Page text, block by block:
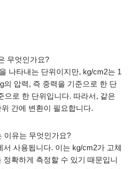
무엇인가요?
나타내는 단위이지만, kg/cm2는 1
의 압력, 즉 중력을 기준으로 한 단
으로 한 단위입니다. 따라서, 같은
간에 변환이 필요합니다.
이유는 무엇인가요?
사용됩니다. 이는 kg/cm2가 고체
확하게 측정할 수 있기 때문입니